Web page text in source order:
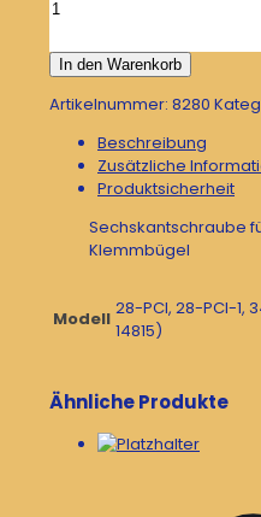
Sechskantschraube
Klemmbügel
Menge
In den Warenkorb
Artikelnummer: 8280
Beschreibung
Zusätzliche
Produktsicherheit
Sechskantschraube
Klemmbügel
Modell 28-PCI, 28-PCI-1,
14815)
Ähnliche Produkte